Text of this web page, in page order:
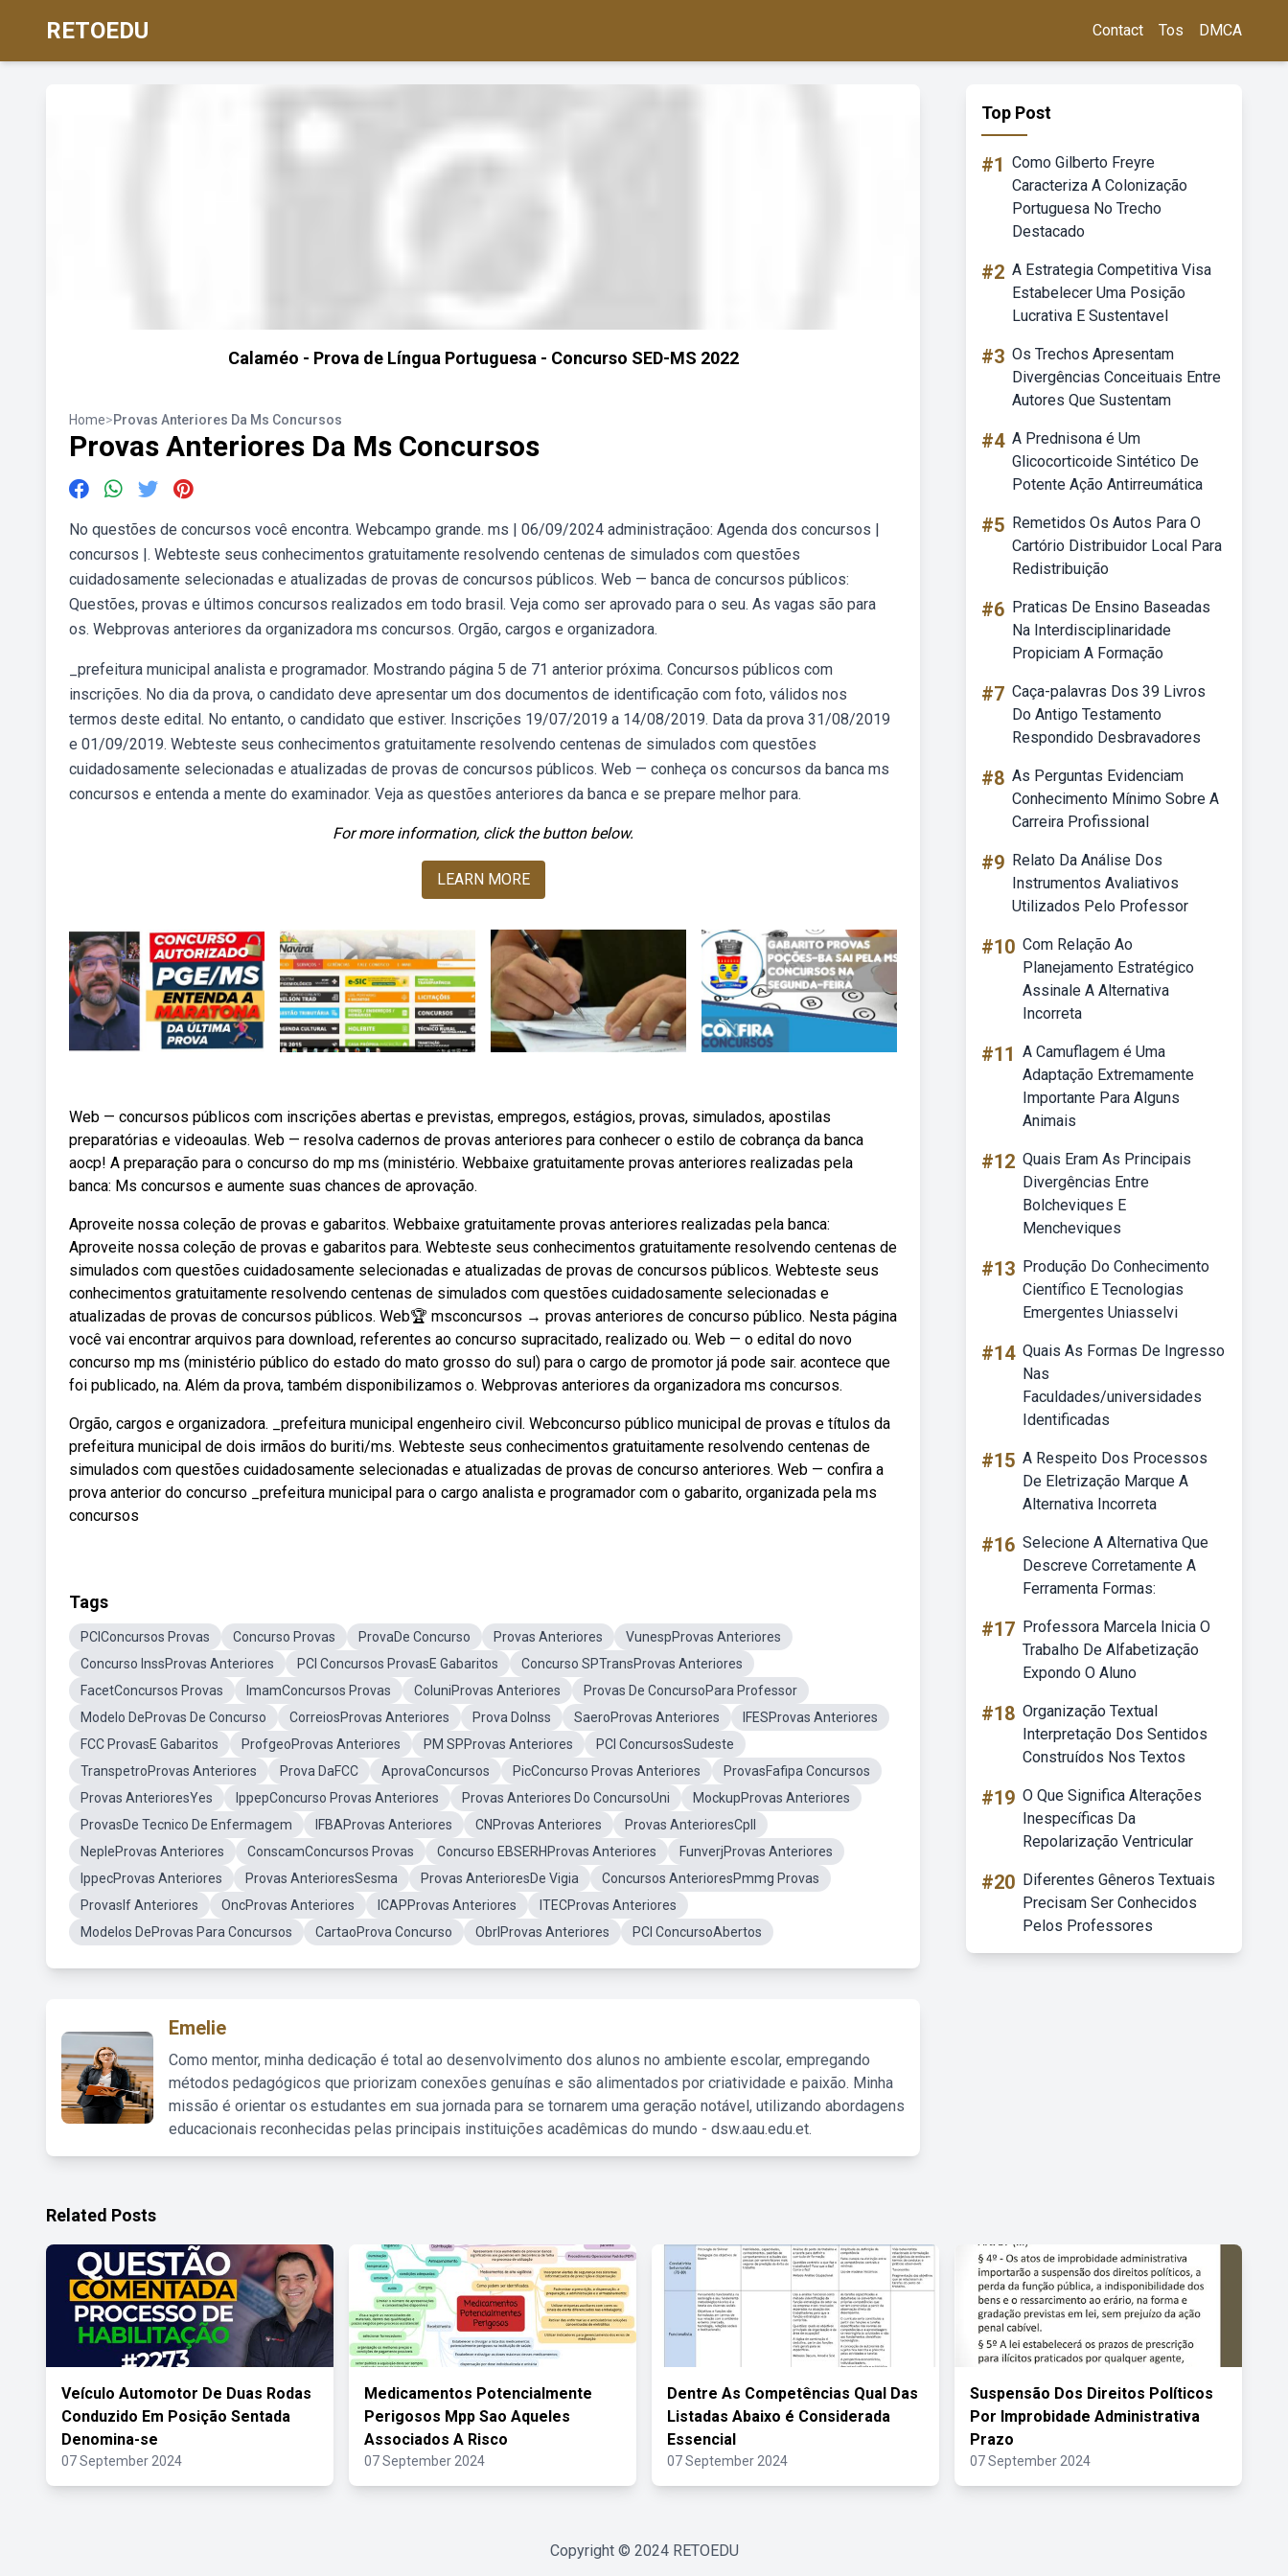
RETOEDU Contact Tos DMCA
Calaméo - Prova de Língua Portuguesa - Concurso SED-MS 2022
Home>Provas Anteriores Da Ms Concursos
Provas Anteriores Da Ms Concursos
No questões de concursos você encontra. Webcampo grande. ms | 06/09/2024 administraçãoo: Agenda dos concursos |
concursos |. Webteste seus conhecimentos gratuitamente resolvendo centenas de simulados com questões
cuidadosamente selecionadas e atualizadas de provas de concursos públicos. Web — banca de concursos públicos:
Questões, provas e últimos concursos realizados em todo brasil. Veja como ser aprovado para o seu. As vagas são para
os. Webprovas anteriores da organizadora ms concursos. Orgão, cargos e organizadora.
_prefeitura municipal analista e programador. Mostrando página 5 de 71 anterior próxima. Concursos públicos com
inscrições. No dia da prova, o candidato deve apresentar um dos documentos de identificação com foto, válidos nos
termos deste edital. No entanto, o candidato que estiver. Inscrições 19/07/2019 a 14/08/2019. Data da prova 31/08/2019
e 01/09/2019. Webteste seus conhecimentos gratuitamente resolvendo centenas de simulados com questões
cuidadosamente selecionadas e atualizadas de provas de concursos públicos. Web — conheça os concursos da banca ms
concursos e entenda a mente do examinador. Veja as questões anteriores da banca e se prepare melhor para.
For more information, click the button below.
LEARN MORE
Web — concursos públicos com inscrições abertas e previstas, empregos, estágios, provas, simulados, apostilas
preparatórias e videoaulas. Web — resolva cadernos de provas anteriores para conhecer o estilo de cobrança da banca
aocp! A preparação para o concurso do mp ms (ministério. Webbaixe gratuitamente provas anteriores realizadas pela
banca: Ms concursos e aumente suas chances de aprovação.
Aproveite nossa coleção de provas e gabaritos. Webbaixe gratuitamente provas anteriores realizadas pela banca:
Aproveite nossa coleção de provas e gabaritos para. Webteste seus conhecimentos gratuitamente resolvendo centenas de
simulados com questões cuidadosamente selecionadas e atualizadas de provas de concursos públicos. Webteste seus
conhecimentos gratuitamente resolvendo centenas de simulados com questões cuidadosamente selecionadas e
atualizadas de provas de concursos públicos. Web🏆 msconcursos → provas anteriores de concurso público. Nesta página
você vai encontrar arquivos para download, referentes ao concurso supracitado, realizado ou. Web — o edital do novo
concurso mp ms (ministério público do estado do mato grosso do sul) para o cargo de promotor já pode sair. acontece que
foi publicado, na. Além da prova, também disponibilizamos o. Webprovas anteriores da organizadora ms concursos.
Orgão, cargos e organizadora. _prefeitura municipal engenheiro civil. Webconcurso público municipal de provas e títulos da
prefeitura municipal de dois irmãos do buriti/ms. Webteste seus conhecimentos gratuitamente resolvendo centenas de
simulados com questões cuidadosamente selecionadas e atualizadas de provas de concurso anteriores. Web — confira a
prova anterior do concurso _prefeitura municipal para o cargo analista e programador com o gabarito, organizada pela ms
concursos
Tags
PCIConcursos Provas Concurso Provas ProvaDe Concurso Provas Anteriores
VunespProvas Anteriores
Concurso InssProvas Anteriores
PCI Concursos ProvasE Gabaritos
Concurso SPTransProvas Anteriores
FacetConcursos Provas
ImamConcursos Provas ColuniProvas Anteriores
Provas De ConcursoPara Professor
Modelo DeProvas De Concurso
CorreiosProvas Anteriores Prova DoInss SaeroProvas Anteriores
IFESProvas Anteriores
FCC ProvasE Gabaritos
ProfgeoProvas Anteriores PM SPProvas Anteriores
PCI ConcursosSudeste
TranspetroProvas Anteriores
Prova DaFCC AprovaConcursos PicConcurso Provas Anteriores
ProvasFafipa Concursos
Provas AnterioresYes
IppepConcurso Provas Anteriores Provas Anteriores Do ConcursoUni
MockupProvas Anteriores
ProvasDe Tecnico De Enfermagem
IFBAProvas Anteriores CNProvas Anteriores
Provas AnterioresCpll
NepleProvas Anteriores
ConscamConcursos Provas Concurso EBSERHProvas Anteriores
FunverjProvas Anteriores
IppecProvas Anteriores
Provas AnterioresSesma Provas AnterioresDe Vigia
Concursos AnterioresPmmg Provas
ProvasIf Anteriores
OncProvas Anteriores ICAPProvas Anteriores
ITECProvas Anteriores
Modelos DeProvas Para Concursos
CartaoProva Concurso ObrlProvas Anteriores PCI ConcursoAbertos
Emelie
Como mentor, minha dedicação é total ao desenvolvimento dos alunos no ambiente escolar, empregando
métodos pedagógicos que priorizam conexões genuínas e são alimentados por criatividade e paixão. Minha
missão é orientar os estudantes em sua jornada para se tornarem uma geração notável, utilizando abordagens
educacionais reconhecidas pelas principais instituições acadêmicas do mundo - dsw.aau.edu.et.
Top Post
#1 Como Gilberto Freyre
Caracteriza A Colonização
Portuguesa No Trecho
Destacado
#2 A Estrategia Competitiva Visa
Estabelecer Uma Posição
Lucrativa E Sustentavel
#3 Os Trechos Apresentam
Divergências Conceituais Entre
Autores Que Sustentam
#4 A Prednisona é Um
Glicocorticoide Sintético De
Potente Ação Antirreumática
#5 Remetidos Os Autos Para O
Cartório Distribuidor Local Para
Redistribuição
#6 Praticas De Ensino Baseadas
Na Interdisciplinaridade
Propiciam A Formação
#7 Caça-palavras Dos 39 Livros
Do Antigo Testamento
Respondido Desbravadores
#8 As Perguntas Evidenciam
Conhecimento Mínimo Sobre A
Carreira Profissional
#9 Relato Da Análise Dos
Instrumentos Avaliativos
Utilizados Pelo Professor
#10 Com Relação Ao
Planejamento Estratégico
Assinale A Alternativa
Incorreta
#11 A Camuflagem é Uma
Adaptação Extremamente
Importante Para Alguns
Animais
#12 Quais Eram As Principais
Divergências Entre
Bolcheviques E
Mencheviques
#13 Produção Do Conhecimento
Científico E Tecnologias
Emergentes Uniasselvi
#14 Quais As Formas De Ingresso
Nas
Faculdades/universidades
Identificadas
#15 A Respeito Dos Processos
De Eletrização Marque A
Alternativa Incorreta
#16 Selecione A Alternativa Que
Descreve Corretamente A
Ferramenta Formas:
#17 Professora Marcela Inicia O
Trabalho De Alfabetização
Expondo O Aluno
#18 Organização Textual
Interpretação Dos Sentidos
Construídos Nos Textos
#19 O Que Significa Alterações
Inespecíficas Da
Repolarização Ventricular
#20 Diferentes Gêneros Textuais
Precisam Ser Conhecidos
Pelos Professores
Related Posts
Veículo Automotor De Duas Rodas
Conduzido Em Posição Sentada
Denomina-se
07 September 2024
Medicamentos Potencialmente
Perigosos Mpp Sao Aqueles
Associados A Risco
07 September 2024
Dentre As Competências Qual Das
Listadas Abaixo é Considerada
Essencial
07 September 2024
Suspensão Dos Direitos Políticos
Por Improbidade Administrativa
Prazo
07 September 2024
Copyright © 2024 RETOEDU